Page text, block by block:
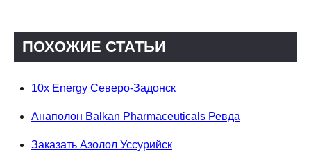
ПОХОЖИЕ СТАТЬИ
10x Energy Северо-Задонск
Анаполон Balkan Pharmaceuticals Ревда
Заказать Азолол Уссурийск